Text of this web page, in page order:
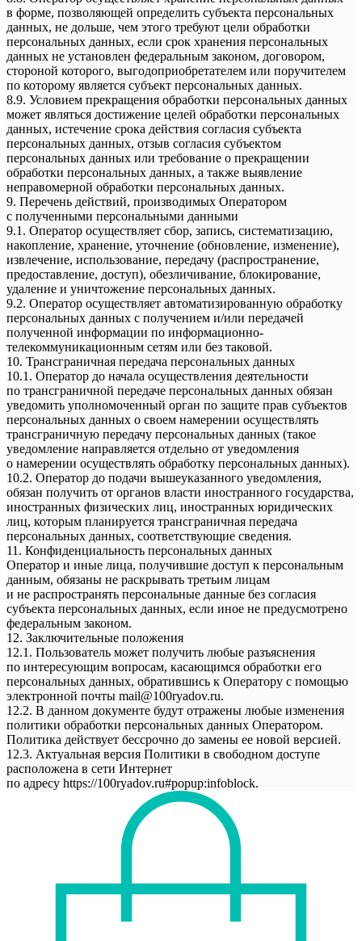
в форме, позволяющей определить субъекта персональных
данных, не дольше, чем этого требуют цели обработки
персональных данных, если срок хранения персональных
данных не установлен федеральным законом, договором,
стороной которого, выгодоприобретателем или поручителем
по которому является субъект персональных данных.
8.9. Условием прекращения обработки персональных данных
может являться достижение целей обработки персональных
данных, истечение срока действия согласия субъекта
персональных данных, отзыв согласия субъектом
персональных данных или требование о прекращении
обработки персональных данных, а также выявление
неправомерной обработки персональных данных.
9. Перечень действий, производимых Оператором
с полученными персональными данными
9.1. Оператор осуществляет сбор, запись, систематизацию,
накопление, хранение, уточнение (обновление, изменение),
извлечение, использование, передачу (распространение,
предоставление, доступ), обезличивание, блокирование,
удаление и уничтожение персональных данных.
9.2. Оператор осуществляет автоматизированную обработку
персональных данных с получением и/или передачей
полученной информации по информационно-
телекоммуникационным сетям или без таковой.
10. Трансграничная передача персональных данных
10.1. Оператор до начала осуществления деятельности
по трансграничной передаче персональных данных обязан
уведомить уполномоченный орган по защите прав субъектов
персональных данных о своем намерении осуществлять
трансграничную передачу персональных данных (такое
уведомление направляется отдельно от уведомления
о намерении осуществлять обработку персональных данных).
10.2. Оператор до подачи вышеуказанного уведомления,
обязан получить от органов власти иностранного государства,
иностранных физических лиц, иностранных юридических
лиц, которым планируется трансграничная передача
персональных данных, соответствующие сведения.
11. Конфиденциальность персональных данных
Оператор и иные лица, получившие доступ к персональным
данным, обязаны не раскрывать третьим лицам
и не распространять персональные данные без согласия
субъекта персональных данных, если иное не предусмотрено
федеральным законом.
12. Заключительные положения
12.1. Пользователь может получить любые разъяснения
по интересующим вопросам, касающимся обработки его
персональных данных, обратившись к Оператору с помощью
электронной почты mail@100ryadov.ru.
12.2. В данном документе будут отражены любые изменения
политики обработки персональных данных Оператором.
Политика действует бессрочно до замены ее новой версией.
12.3. Актуальная версия Политики в свободном доступе
расположена в сети Интернет
по адресу https://100ryadov.ru#popup:infoblock.